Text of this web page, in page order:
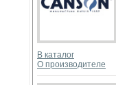
В каталог
О производителе